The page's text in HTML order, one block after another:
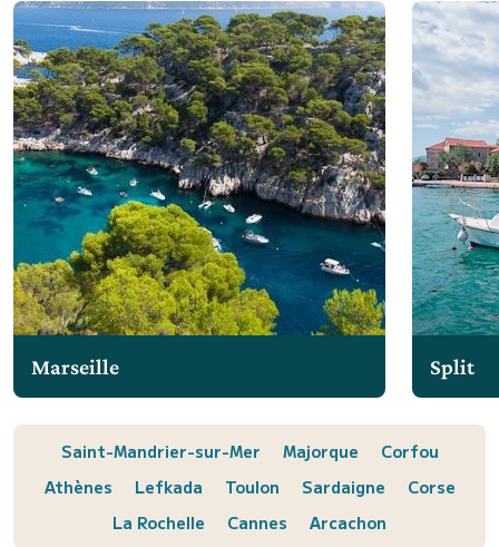
Marseille Split
Saint-Mandrier-sur-Mer Majorque
Corfou
Athènes
Lefkada Toulon Sardaigne
Corse
La Rochelle
Cannes Arcachon